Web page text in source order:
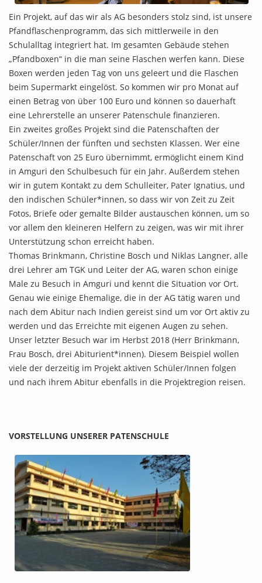
Ein Projekt, auf das wir als AG besonders stolz sind, ist unsere
Pfandflaschenprogramm, das sich mittlerweile in den
Schulalltag integriert hat. Im gesamten Gebäude stehen
„Pfandboxen“ in die man seine Flaschen werfen kann. Diese
Boxen werden jeden Tag von uns geleert und die Flaschen
beim Supermarkt eingelöst. So kommen wir pro Monat auf
einen Betrag von über 100 Euro und können so dauerhaft
eine Lehrerstelle an unserer Patenschule finanzieren.
Ein zweites großes Projekt sind die Patenschaften der
Schüler/Innen der fünften und sechsten Klassen. Wer eine
Patenschaft von 25 Euro übernimmt, ermöglicht einem Kind
in Amguri den Schulbesuch für ein Jahr. Außerdem stehen
wir in gutem Kontakt zu dem Schulleiter, Pater Ignatius, und
den indischen Schüler*innen, so dass wir von Zeit zu Zeit
Fotos, Briefe oder gemalte Bilder austauschen können, um so
vor allem den kleineren Helfern zu zeigen, was wir mit ihrer
Unterstützung schon erreicht haben.
Thomas Brinkmann, Christine Bosch und Niklas Langner, alle
drei Lehrer am TGK und Leiter der AG, waren schon einige
Male zu Besuch in Amguri und kennt die Situation vor Ort.
Genau wie einige Ehemalige, die in der AG tätig waren und
nach dem Abitur nach Indien gereist sind um vor Ort aktiv zu
werden und das Erreichte mit eigenen Augen zu sehen.
Unser letzter Besuch war im Herbst 2018 (Herr Brinkmann,
Frau Bosch, drei Abiturient*innen). Diesem Beispiel wollen
viele der derzeitig im Projekt aktiven Schüler/Innen folgen
und nach ihrem Abitur ebenfalls in die Projektregion reisen.
VORSTELLUNG UNSERER PATENSCHULE